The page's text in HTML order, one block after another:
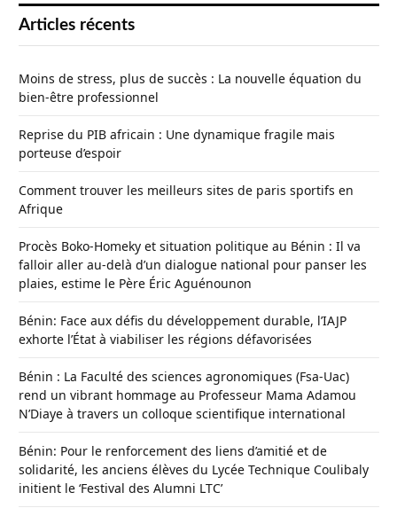
Articles récents
Moins de stress, plus de succès : La nouvelle équation du
bien-être professionnel
Reprise du PIB africain : Une dynamique fragile mais
porteuse d’espoir
Comment trouver les meilleurs sites de paris sportifs en
Afrique
Procès Boko-Homeky et situation politique au Bénin : Il va
falloir aller au-delà d’un dialogue national pour panser les
plaies, estime le Père Éric Aguénounon
Bénin: Face aux défis du développement durable, l’IAJP
exhorte l’État à viabiliser les régions défavorisées
Bénin : La Faculté des sciences agronomiques (Fsa-Uac)
rend un vibrant hommage au Professeur Mama Adamou
N’Diaye à travers un colloque scientifique international
Bénin: Pour le renforcement des liens d’amitié et de
solidarité, les anciens élèves du Lycée Technique Coulibaly
initient le ‘Festival des Alumni LTC’